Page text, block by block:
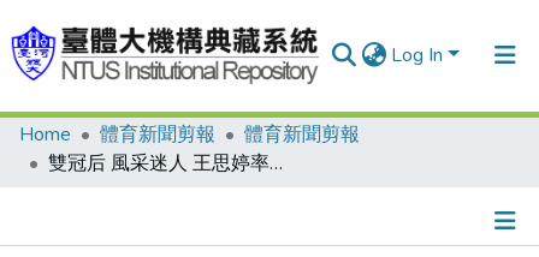
Log In
Communities & Collections
Home 體育新聞剪報
體育新聞剪報
雙冠后 風采迷人 王思婷率南市晉級/帆影點點 屏東標雙金 澎湖辛金隆 風浪板奪冠/氣流不穩影響賽程 飛行傘賽 慢工出細活/王惠珍 百米複賽跑佳績